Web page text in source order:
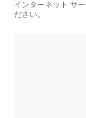
インターネット サ
ださい。